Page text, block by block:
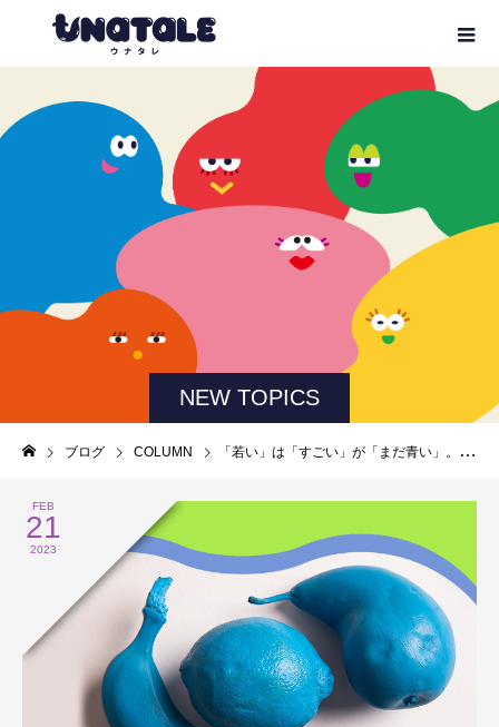
NEW TOPICS
ブログ COLUMN 「若い」は「すごい」が「まだ青い」。半世紀、生きてみないとわからない！
FEB
21
2023